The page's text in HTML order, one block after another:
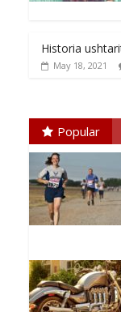
Historia
May 18, 2021
Popular